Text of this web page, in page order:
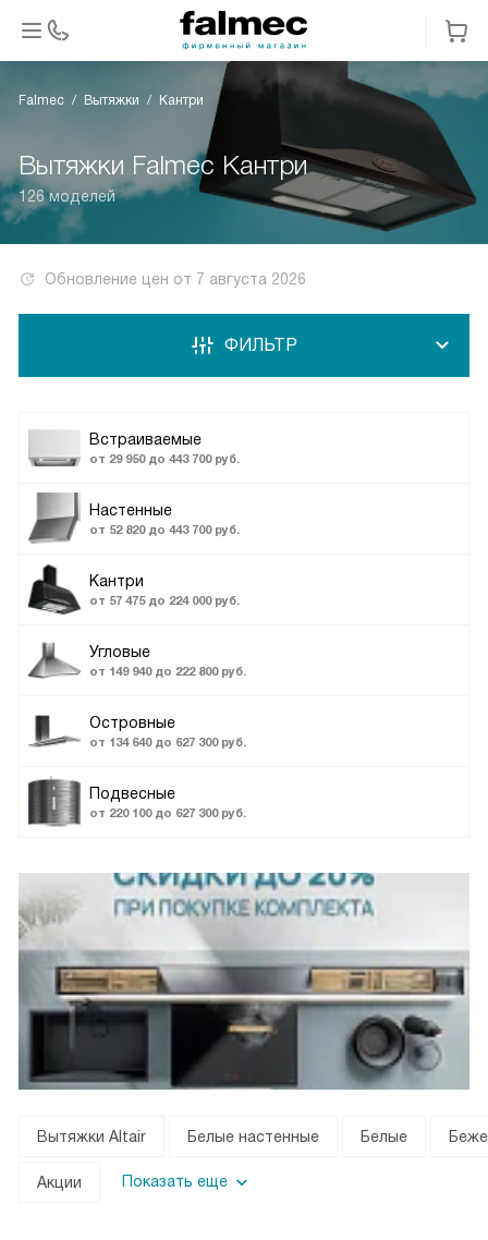
Falmec Вытяжки Кантри
Вытяжки Falmec Кантри
126 моделей
Обновление цен от 7 августа 2026
Встраиваемые
от 29 950 до 443 700 руб.
Настенные
от 52 820 до 443 700 руб.
Кантри
от 57 475 до 224 000 руб.
Угловые
от 149 940 до 222 800 руб.
Островные
от 134 640 до 627 300 руб.
Подвесные
от 220 100 до 627 300 руб.
ФИЛЬТР
Вытяжки Altair Белые настенные Белые
Акции Показать еще